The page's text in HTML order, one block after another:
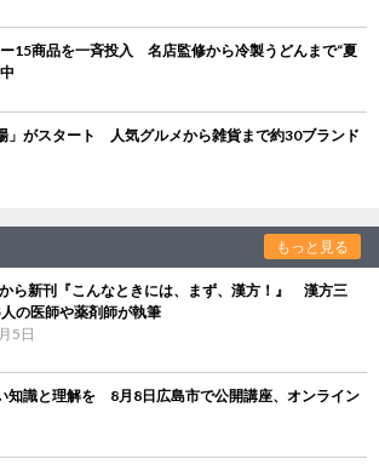
15商品を一斉投入 名店監修から冷製うどんまで“夏
」がスタート 人気グルメから雑貨まで約30ブランド
もっと見る
ら新刊『こんなときには、まず、漢方！』 漢方三
の医師や薬剤師が執筆
5日
知識と理解を 8月8日広島市で公開講座、オンライン